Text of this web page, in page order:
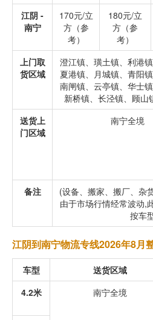
江阴 -
南宁
170元/立
方（参
考）
180元/立
方（参
考）
上门取
货区域
澄江镇、璜土镇、利港镇
夏港镇、月城镇、青阳镇
南闸镇、云亭镇、华士镇
新桥镇、长泾镇、顾山
送货上
门区域
南宁全境
备注
(设备、搬家、搬厂、杂
由于市场行情经常波动,
按车
江阴到南宁物流专线2026年8月
车型 送货区域
4.2米
南宁全境